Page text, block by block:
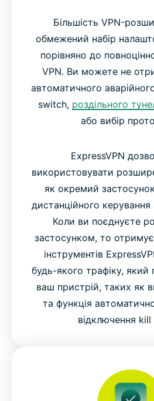
Більшість VPN-
обмежений набір
порівняно до
VPN. Ви можете не
автоматичного
switch, роздільного
або вибір
ExpressVPN
використовувати
як окремий
дистанційного керування
Коли ви поєднуєте
застосунком, то
інструментів
будь-якого трафіку, який
ваш пристрій, таких як
та функція
відключення